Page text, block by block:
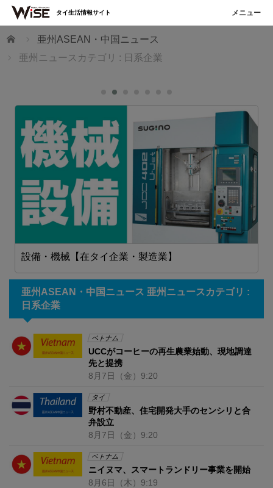
ホーム
亜州ASEAN・中国ニュース
亜州ニュースカテゴリ : 日系企業
設備・機械【在タイ企業・製造業】
亜州ASEAN・中国ニュース 亜州ニュースカテゴリ :
日系企業
ベトナム
UCCがコーヒーの再生農業始動、現地調達
先と提携
8月7日 （金） 9:20
タイ
野村不動産、住宅開発大手のセンシリと合
弁設立
8月7日 （金） 9:20
ベトナム
ニイヌマ、スマートランドリー事業を開始
8月6日 （木） 9:19
タイ生活情報サイト